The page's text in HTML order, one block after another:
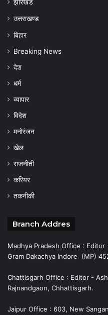
झारखंड
उत्तराखण्ड
बिहार
Breaking News
देश
धर्म
व्यापार
विदेश
मनोरंजन
खेल
राजनीती
करियर
तकनीकी
Branch Addres
Madhya Pradesh Office : Editor
Gram Dakachya Indore (MP)
Chattisgarh Office : Editor -
Rajnandgaon, Chhattisgarh.
Jaipur Office : 603, New